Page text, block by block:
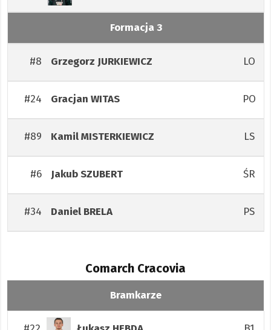
Formacja 3
#8 Grzegorz JURKIEWICZ LO
#24 Gracjan WITAS PO
#89 KamilMISTERKIEWICZ LS
#6 JakubSZUBERT ŚR
#34 Daniel BRELA PS
Comarch Cracovia
Bramkarze